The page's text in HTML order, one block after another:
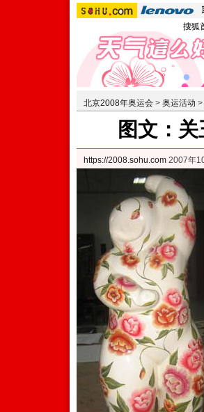
搜狐
北京2008年奥运会 > 奥运活动 >
图文：
https://2008.sohu.com 2007年